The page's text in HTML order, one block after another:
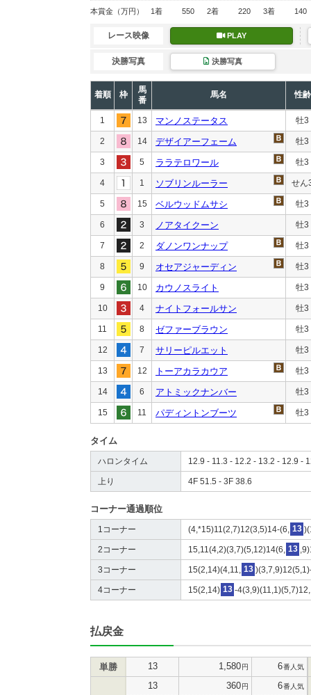
本賞金 （万円） 1着 550 2着 220 3着 140
レース映像 PLAY
決勝写真 決勝写真
着順 枠
馬
番
馬名 性齢
1 13 マンノステータス 牡3
2 14 デザイアーフェーム 牡3
3 5 ララテロワール 牡3
4 1 ソブリンルーラー せん
5 15 ベルウッドムサシ 牡3
6 3 ノアタイクーン 牡3
7 2 ダノンワンナップ 牡3
8 9 オセアジャーディン 牡3
9 10 カウノスライト 牡3
10 4 ナイトフォールサン 牡3
11 8 ゼファーブラウン 牡3
12 7 サリーピルエット 牡3
13 12 トーアカラカウア 牡3
14 6 アトミックナンバー 牡3
15 11 パディントンブーツ 牡3
タイム
ハロンタイム 12.9 - 11.3 - 12.2 - 13.2 - 12.9 -
上り 4F 51.5 - 3F 38.6
コーナー通過順位
1コーナー (4,*15)11(2,7)12(3,5)14-(6, 13
2コーナー 15,11(4,2)(3,7)(5,12)14(6, 13
3コーナー 15(2,14)(4,11, 13
4コーナー 15(2,14) 13 -
払戻金
単勝 13 1,580円 6番人気
13 360円 6番人気